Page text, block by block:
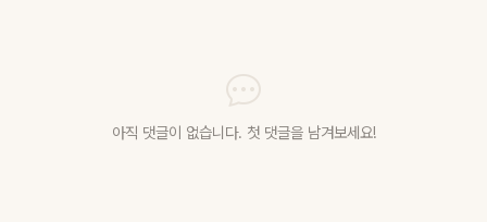
아직 댓글이 없습니다. 첫 댓글을 남겨보세요!